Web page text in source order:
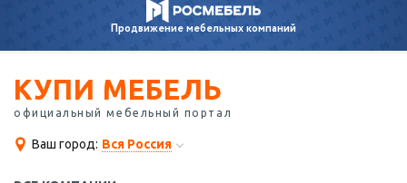
Продвижениемебельных компаний
КУПИ МЕБЕЛЬ
официальный мебельный портал
Ваш город: Вся Россия